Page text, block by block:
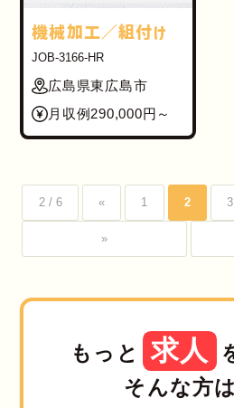
機械加工／組付け
JOB-3166-HR
広島県東広島市
月収例290,000円～
2 / 6 « 1 2 3
»
もっと 求人
そんな方は